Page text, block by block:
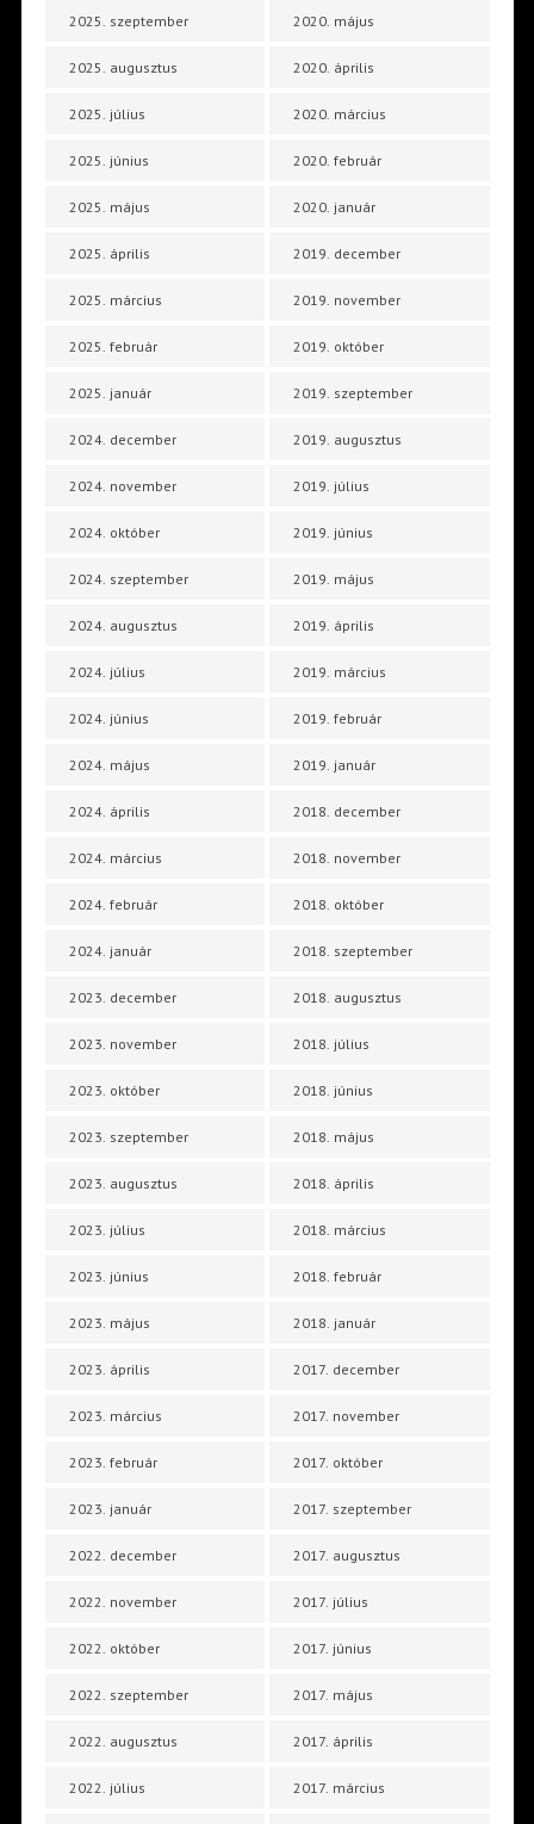
2025. szeptember
2025. augusztus
2025. július
2025. június
2025. május
2025. április
2025. március
2025. február
2025. január
2024. december
2024. november
2024. október
2024. szeptember
2024. augusztus
2024. július
2024. június
2024. május
2024. április
2024. március
2024. február
2024. január
2023. december
2023. november
2023. október
2023. szeptember
2023. augusztus
2023. július
2023. június
2023. május
2023. április
2023. március
2023. február
2023. január
2022. december
2022. november
2022. október
2022. szeptember
2022. augusztus
2022. július
2020. május
2020. április
2020. március
2020. február
2020. január
2019. december
2019. november
2019. október
2019. szeptember
2019. augusztus
2019. július
2019. június
2019. május
2019. április
2019. március
2019. február
2019. január
2018. december
2018. november
2018. október
2018. szeptember
2018. augusztus
2018. július
2018. június
2018. május
2018. április
2018. március
2018. február
2018. január
2017. december
2017. november
2017. október
2017. szeptember
2017. augusztus
2017. július
2017. június
2017. május
2017. április
2017. március